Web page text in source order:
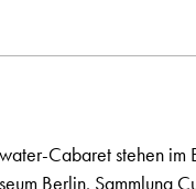
Cabaret stehen im
Berlin, Sammlung